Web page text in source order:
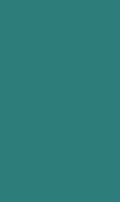
Un riepilogo
Dovrebbe essere
esperienza, le
Personalizzalo in
utilizzando
ti rende unico/a e